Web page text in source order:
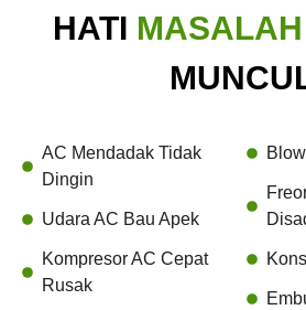
HATI MASALAH
AC Mendadak Tidak
Dingin
Udara AC Bau Apek
Kompresor AC Cepat
Rusak